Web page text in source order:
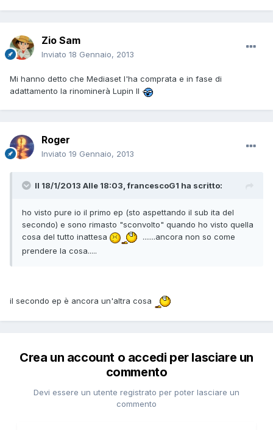
Zio Sam
Inviato 18 Gennaio, 2013
Mi hanno detto che Mediaset l'ha comprata e in fase di
adattamento la rinominerà Lupin II
Roger
Inviato 19 Gennaio, 2013
Il 18/1/2013 Alle 18:03, francescoG1 ha scritto:
ho visto pure io il primo ep (sto aspettando il sub ita del
secondo) e sono rimasto "sconvolto" quando ho visto quella
cosa del tutto inattesa
.......ancora non so come
prendere la cosa.....
il secondo ep è ancora un'altra cosa
Crea un account o accedi per lasciare un
commento
Devi essere un utente registrato per poter lasciare un
commento